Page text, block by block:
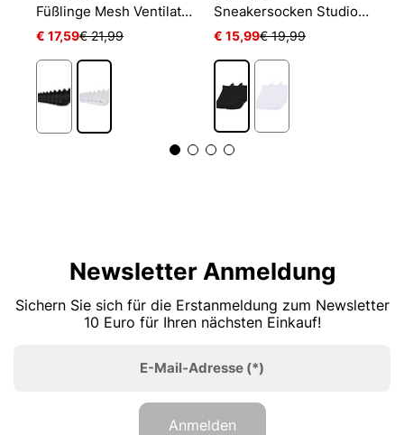
Füßlinge Mesh Ventilation
€ 17,59€ 21,99
Sneakersocken Studio-Line Pilates und Yoga
€ 15,99€ 19,99
Newsletter Anmeldung
Sichern Sie sich für die Erstanmeldung zum Newsletter
10 Euro für Ihren nächsten Einkauf!
E-Mail-Adresse (*)
Anmelden